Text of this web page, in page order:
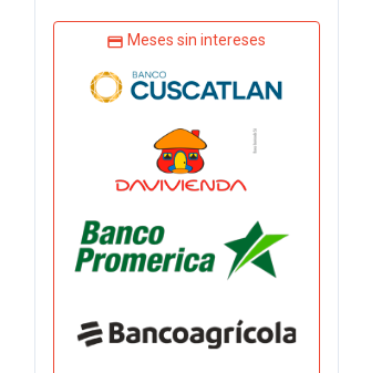
Meses sin intereses